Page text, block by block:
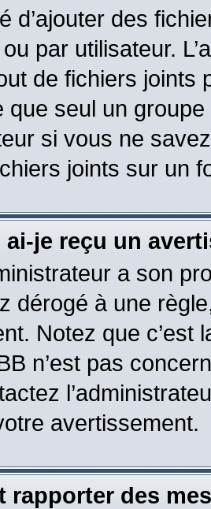
d’ajouter des
par utilisateur.
de fichiers
que seul un
si vous ne
joints sur un
ai-je reçu un
a son
dérogé à une
Notez que c’est
n’est pas
avertissement.
rapporter des